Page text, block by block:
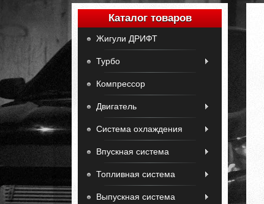
Каталог товаров
Жигули ДРИФТ
Турбо
Компрессор
Двигатель
Система охлаждения
Впускная система
Топливная система
Выпускная система